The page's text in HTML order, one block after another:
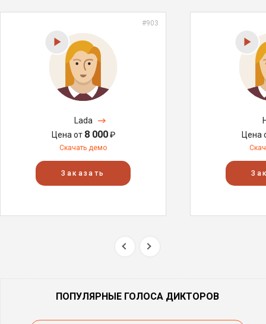
#903
Lada
Цена от 8 000₽
Скачать демо
Заказать
Цена
ПОПУЛЯРНЫЕ ГОЛОСА ДИКТОРОВ